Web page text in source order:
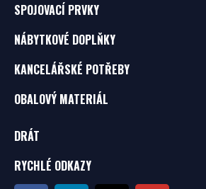
SPOJOVACÍ PRVKY
NÁBYTKOVÉ DOPLŇKY
KANCELÁŘSKÉ POTŘEBY
OBALOVÝ MATERIÁL
DRÁT
RYCHLÉ ODKAZY